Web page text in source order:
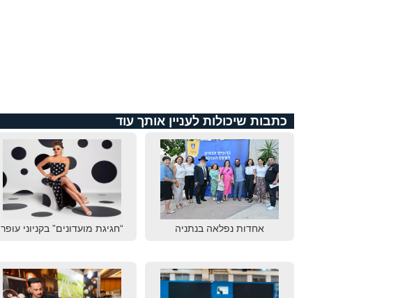
כתבות שיכולות לעניין אותך עוד
אחדות נפלאה בנתניה “חגיגת מועדונים” בקניוני עופר